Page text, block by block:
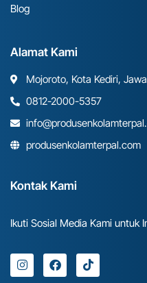
Blog
Alamat Kami
Mojoroto, Kota Kediri,
0812-2000-5357
produsenkolamterpal.com
Kontak Kami
Ikuti Sosial Media Kami untuk